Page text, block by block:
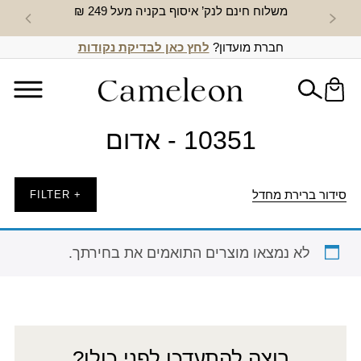
משלוח חינם לנק’ איסוף בקניה מעל 249 ₪ חדש
חברת מועדון? לחץ כאן לבדיקת נקודות
10351 - אדום
סידור ברירת מחדל + FILTER
לא נמצאו מוצרים התואמים את בחירתך.